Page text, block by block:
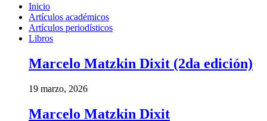
Inicio
Artículos académicos
Artículos periodísticos
Libros
Marcelo Matzkin Dixit (2da edición)
19 marzo, 2026
Marcelo Matzkin Dixit